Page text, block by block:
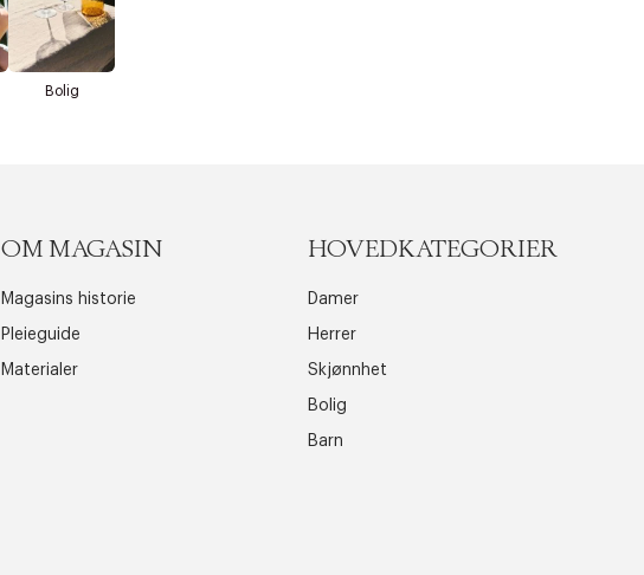
Bolig
OM MAGASIN
Magasins historie
Pleieguide
Materialer
HOVEDKATEGORIER
Damer
Herrer
Skjønnhet
Bolig
Barn